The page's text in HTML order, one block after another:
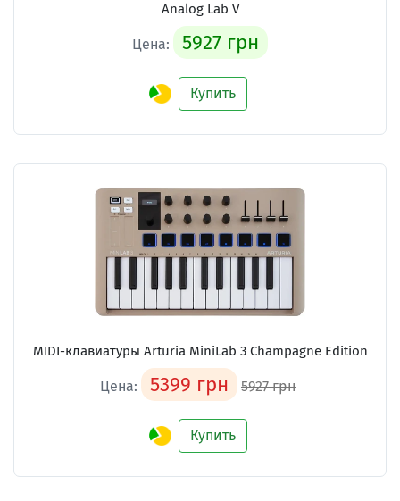
Analog Lab V
Цена: 5927 грн
Купить
MIDI-клавиатуры Arturia MiniLab 3 Champagne Edition
Цена: 5399 грн 5927 грн
Купить